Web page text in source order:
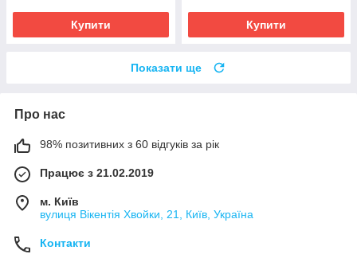
Купити Купити
Показати ще
Про нас
98% позитивних з 60 відгуків за рік
Працює з 21.02.2019
м. Київ
вулиця Вікентія Хвойки, 21, Київ, Україна
Контакти